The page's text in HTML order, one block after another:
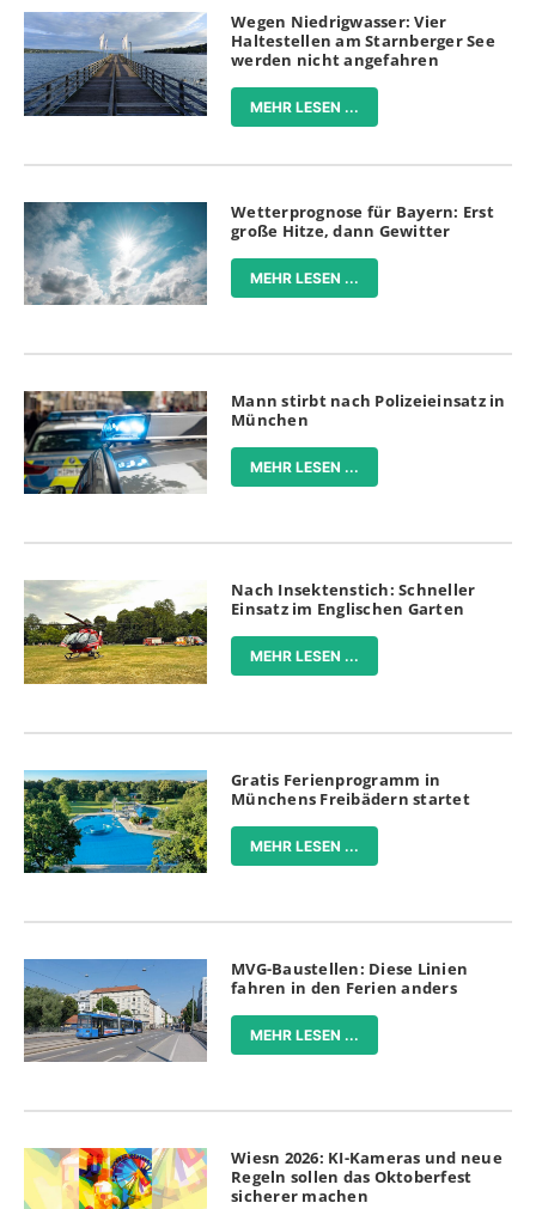
Wegen Niedrigwasser: Vier
Haltestellen am Starnberger See
werden nicht angefahren
MEHR LESEN ...
Wetterprognose für Bayern: Erst
große Hitze, dann Gewitter
MEHR LESEN ...
Mann stirbt nach Polizeieinsatz in
München
MEHR LESEN ...
Nach Insektenstich: Schneller
Einsatz im Englischen Garten
MEHR LESEN ...
Gratis Ferienprogramm in
Münchens Freibädern startet
MEHR LESEN ...
MVG-Baustellen: Diese Linien
fahren in den Ferien anders
MEHR LESEN ...
Wiesn 2026: KI-Kameras und neue
Regeln sollen das Oktoberfest
sicherer machen